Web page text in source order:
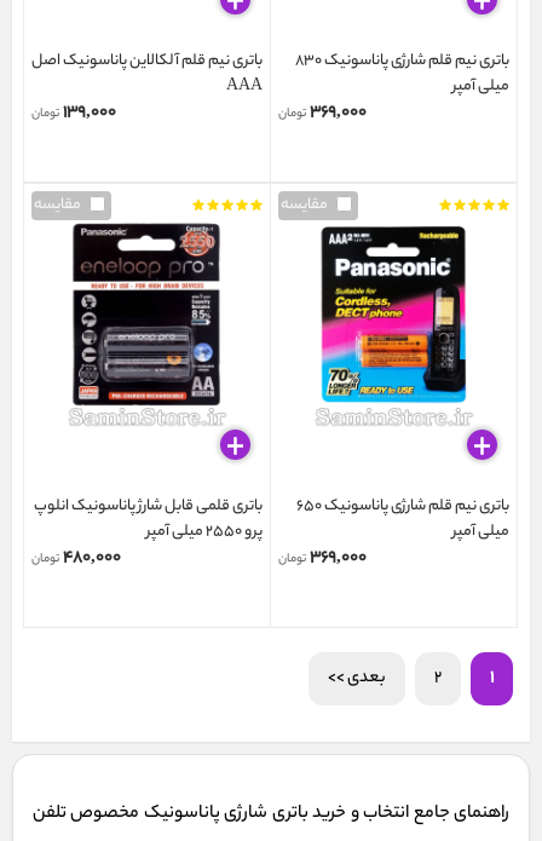
باتری نیم قلم شارژی پاناسونیک 830
میلی آمپر
۳۶۹,۰۰۰تومان
باتری نیم قلم آلکالاین پاناسونیک اصل
AAA
۱۳۹,۰۰۰تومان
مقایسه
باتری نیم قلم شارژی پاناسونیک 650
میلی آمپر
۳۶۹,۰۰۰تومان
مقایسه
باتری قلمی قابل شارژ پاناسونیک انلوپ
پرو 2550 میلی آمپر
۴۸۰,۰۰۰تومان
1
2 بعدی >>
راهنمای جامع انتخاب و خرید باتری شارژی پاناسونیک مخصوص تلفن